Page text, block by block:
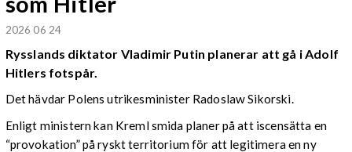
2026 06 24
Rysslands diktator Vladimir Putin planerar att gå i Adolf
Hitlers fotspår.
Det hävdar Polens utrikesminister Radoslaw Sikorski.
Enligt ministern kan Kreml smida planer på att iscensätta en
“provokation” på ryskt territorium för att legitimera en ny